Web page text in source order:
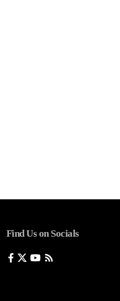
Find Us on Socials